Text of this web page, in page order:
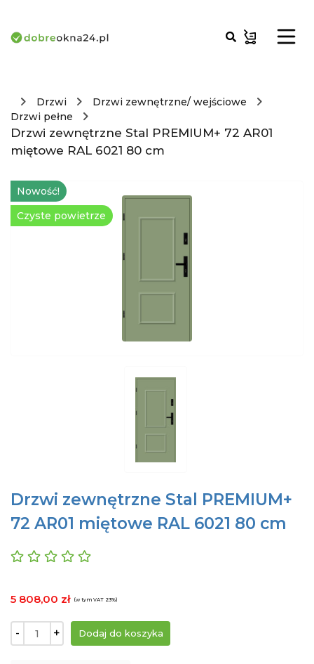
Drzwi
Drzwi zewnętrzne/ wejściowe
Drzwi pełne
Drzwi zewnętrzne Stal PREMIUM+ 72 AR01
miętowe RAL 6021 80 cm
Nowość!
Czyste powietrze
Drzwi zewnętrzne Stal PREMIUM+
72 AR01 miętowe RAL 6021 80 cm
5 808,00 zł (w tym VAT 23%)
- +